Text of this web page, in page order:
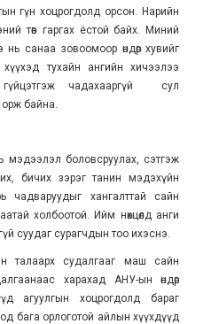
гүн хоцрогдолд орсон. Нарийн
төв гаргах ёстой байх. Миний
санаа зовоомоор өндөр хувийг
тухайн ангийн хичээлээ
гүйцэтгэж чадахааргүй сул
байна.
боловсруулах, сэтгэж
бичих зэрэг танин мэдэхүйн
чадваруудыг хангалттай сайн
холбоотой. Ийм нөхцөлд анги
суудаг сурагчдын тоо ихэснэ.
талаарх судалгааг маш сайн
харахад АНУ-ын өндөр
агуулгын хоцрогдолд бараг
бага орлоготой айлын хүүхдүүд